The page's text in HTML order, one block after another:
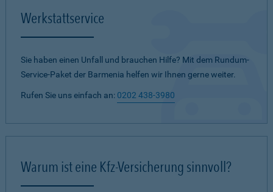
Werkstattservice
Sie haben einen Unfall und brauchen Hilfe? Mit dem Rundum-
Service-Paket der Barmenia helfen wir Ihnen gerne weiter.
Rufen Sie uns einfach an: 0202 438-3980
Warum ist eine Kfz-Versicherung sinnvoll?